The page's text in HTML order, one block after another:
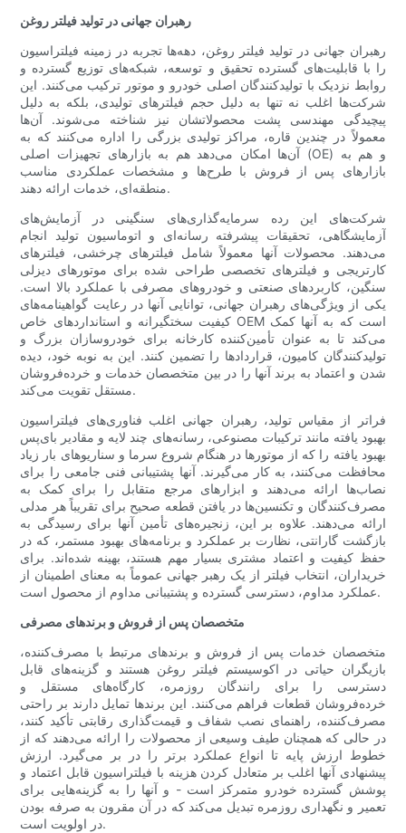
رهبران جهانی در تولید فیلتر روغن
رهبران جهانی در تولید فیلتر روغن، دهه‌ها تجربه در زمینه فیلتراسیون
را با قابلیت‌های گسترده تحقیق و توسعه، شبکه‌های توزیع گسترده و
روابط نزدیک با تولیدکنندگان اصلی خودرو و موتور ترکیب می‌کنند. این
شرکت‌ها اغلب نه تنها به دلیل حجم فیلترهای تولیدی، بلکه به دلیل
پیچیدگی مهندسی پشت محصولاتشان نیز شناخته می‌شوند. آن‌ها
معمولاً در چندین قاره، مراکز تولیدی بزرگی را اداره می‌کنند که به
آن‌ها امکان می‌دهد هم به بازارهای تجهیزات اصلی (OE) و هم به
بازارهای پس از فروش با طرح‌ها و مشخصات عملکردی مناسب
منطقه‌ای، خدمات ارائه دهند.
شرکت‌های این رده سرمایه‌گذاری‌های سنگینی در آزمایش‌های
آزمایشگاهی، تحقیقات پیشرفته رسانه‌ای و اتوماسیون تولید انجام
می‌دهند. محصولات آنها معمولاً شامل فیلترهای چرخشی، فیلترهای
کارتریجی و فیلترهای تخصصی طراحی شده برای موتورهای دیزلی
سنگین، کاربردهای صنعتی و خودروهای مصرفی با عملکرد بالا است.
یکی از ویژگی‌های رهبران جهانی، توانایی آنها در رعایت گواهینامه‌های
کیفیت سختگیرانه و استانداردهای خاص OEM است که به آنها کمک
می‌کند تا به عنوان تأمین‌کننده کارخانه برای خودروسازان بزرگ و
تولیدکنندگان کامیون، قراردادها را تضمین کنند. این به نوبه خود، دیده
شدن و اعتماد به برند آنها را در بین متخصصان خدمات و خرده‌فروشان
مستقل تقویت می‌کند.
فراتر از مقیاس تولید، رهبران جهانی اغلب فناوری‌های فیلتراسیون
بهبود یافته مانند ترکیبات مصنوعی، رسانه‌های چند لایه و مقادیر بای‌پس
بهبود یافته را که از موتورها در هنگام شروع سرما و سناریوهای بار زیاد
محافظت می‌کنند، به کار می‌گیرند. آنها پشتیبانی فنی جامعی را برای
نصاب‌ها ارائه می‌دهند و ابزارهای مرجع متقابل را برای کمک به
مصرف‌کنندگان و تکنسین‌ها در یافتن قطعه صحیح برای تقریباً هر مدلی
ارائه می‌دهند. علاوه بر این، زنجیره‌های تأمین آنها برای رسیدگی به
بازگشت گارانتی، نظارت بر عملکرد و برنامه‌های بهبود مستمر، که در
حفظ کیفیت و اعتماد مشتری بسیار مهم هستند، بهینه شده‌اند. برای
خریداران، انتخاب فیلتر از یک رهبر جهانی عموماً به معنای اطمینان از
عملکرد مداوم، دسترسی گسترده و پشتیبانی مداوم از محصول است.
متخصصان پس از فروش و برندهای مصرفی
متخصصان خدمات پس از فروش و برندهای مرتبط با مصرف‌کننده،
بازیگران حیاتی در اکوسیستم فیلتر روغن هستند و گزینه‌های قابل
دسترسی را برای رانندگان روزمره، کارگاه‌های مستقل و
خرده‌فروشان قطعات فراهم می‌کنند. این برندها تمایل دارند بر راحتی
مصرف‌کننده، راهنمای نصب شفاف و قیمت‌گذاری رقابتی تأکید کنند،
در حالی که همچنان طیف وسیعی از محصولات را ارائه می‌دهند که از
خطوط ارزش پایه تا انواع عملکرد برتر را در بر می‌گیرد. ارزش
پیشنهادی آنها اغلب بر متعادل کردن هزینه با فیلتراسیون قابل اعتماد و
پوشش گسترده خودرو متمرکز است - و آنها را به گزینه‌هایی برای
تعمیر و نگهداری روزمره تبدیل می‌کند که در آن مقرون به صرفه بودن
در اولویت است.